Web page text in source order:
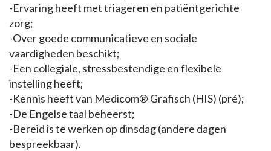
-Ervaring heeft met triageren en patiëntgerichte
zorg;
-Over goede communicatieve en sociale
vaardigheden beschikt;
-Een collegiale, stressbestendige en flexibele
instelling heeft;
-Kennis heeft van Medicom® Grafisch (HIS) (pré);
-De Engelse taal beheerst;
-Bereid is te werken op dinsdag (andere dagen
bespreekbaar).